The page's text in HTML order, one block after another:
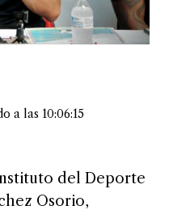
a las 10:06:15
del Deporte
Osorio,